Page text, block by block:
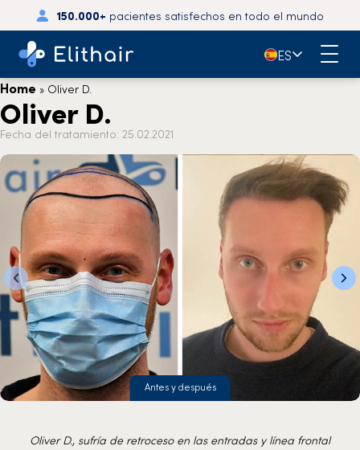
150.000+ pacientes satisfechos en todo el mundo
🇪🇸ES
Home » Oliver D.
Oliver D.
Fecha del tratamiento: 25.02.2021
Antes y después
Oliver D., sufría de retroceso en las entradas y línea frontal